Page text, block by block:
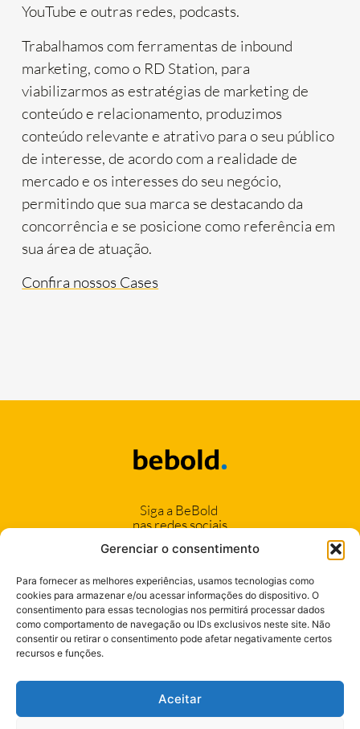
Gerenciar o consentimento
Para fornecer as melhores experiências, usamos tecnologias como
cookies para armazenar e/ou acessar informações do dispositivo. O
consentimento para essas tecnologias nos permitirá processar dados
como comportamento de navegação ou IDs exclusivos neste site. Não
consentir ou retirar o consentimento pode afetar negativamente certos
recursos e funções.
Aceitar
YouTube e outras redes, podcasts.
Trabalhamos com ferramentas de inbound
marketing, como o RD Station, para
viabilizarmos as estratégias de marketing de
conteúdo e relacionamento, produzimos
conteúdo relevante e atrativo para o seu público
de interesse, de acordo com a realidade de
mercado e os interesses do seu negócio,
permitindo que sua marca se destacando da
concorrência e se posicione como referência em
sua área de atuação.
Confira nossos Cases
Siga a BeBold
nas redes sociais
(11) 94042-1222
(17) 99106-6424
Seja nosso Cliente